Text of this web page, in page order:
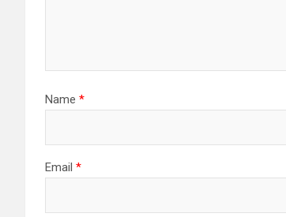
Name *
Email *